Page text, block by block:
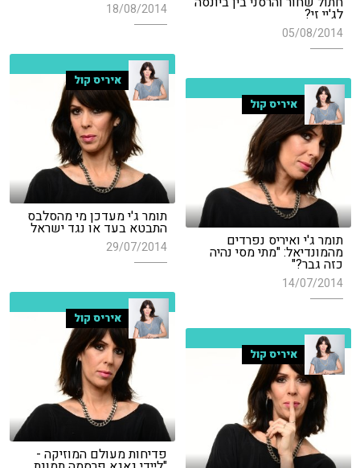
18/08/2014 לג'יי זי?
05/08/2014
איריס קול
תומר ג'י מעדכן מי מהסלבס
התבטא בעד או נגד ישראל
29/07/2014
איריס קול
תומר ג'י ואיריס נפרדים
מהמונדיאל: "מתי מסי נהיה
כזה גבר?"
14/07/2014
איריס קול
פדיחות מעולם המוזיקה -
איריס קול